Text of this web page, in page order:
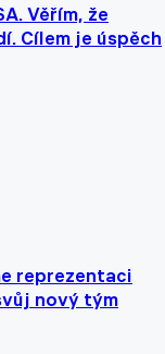
Věřím, že
Cílem je úspěch
reprezentaci
nový tým